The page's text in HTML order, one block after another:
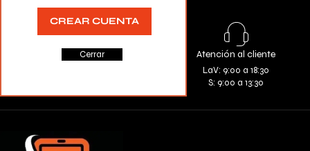
Todas las tarjetas Atención al cliente
LaV: 9:00 a 18:30
S: 9:00 a 13:30
CREAR CUENTA
Cerrar